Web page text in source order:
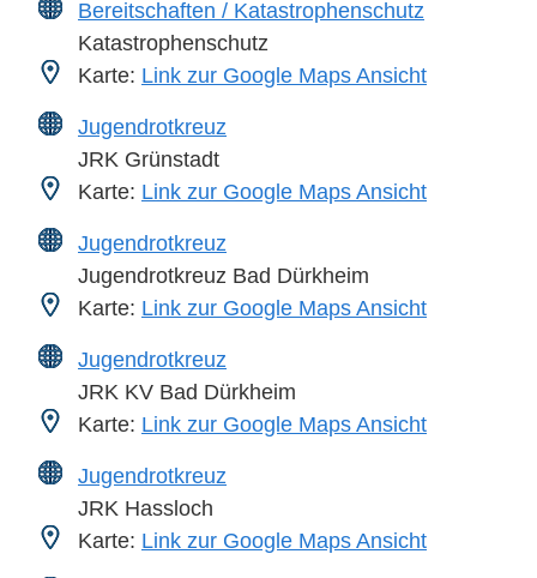
Bereitschaften / Katastrophenschutz
Katastrophenschutz
Karte: Link zur Google Maps Ansicht
Jugendrotkreuz
JRK Grünstadt
Karte: Link zur Google Maps Ansicht
Jugendrotkreuz
Jugendrotkreuz Bad Dürkheim
Karte: Link zur Google Maps Ansicht
Jugendrotkreuz
JRK KV Bad Dürkheim
Karte: Link zur Google Maps Ansicht
Jugendrotkreuz
JRK Hassloch
Karte: Link zur Google Maps Ansicht